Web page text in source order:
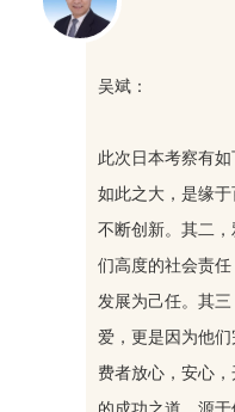
吴斌：
此次日本考察有
如此之大，是缘
不断创新。其二
们高度的社会责
发展为己任。其
爱，更是因为他
费者放心，安心